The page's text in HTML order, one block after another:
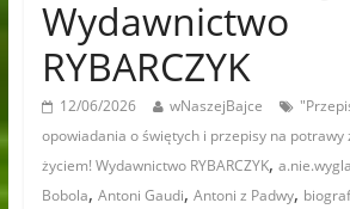
Wydawnictwo
RYBARCZYK
12/06/2026 wNaszejBajce
opowiadania o świętych i przepisy na potrawy
życiem! Wydawnictwo RYBARCZYK,
Bobola, Antoni Gaudi, Antoni z Padwy,